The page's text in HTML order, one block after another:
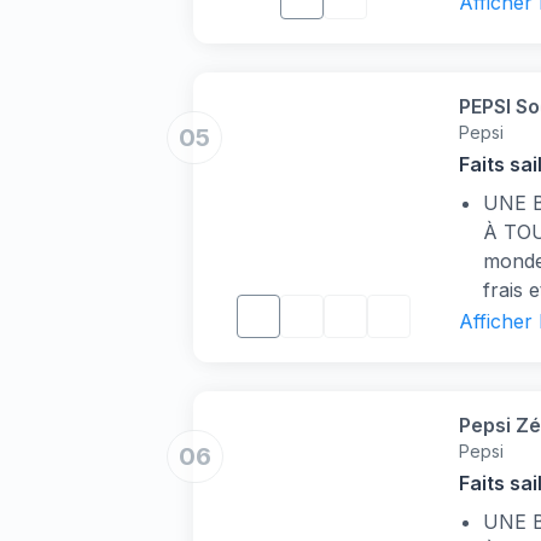
7UP
base
une
!
05
PEPSI
Pepsi
Faits
UNE
À
frais
UN
nom
Afficher
06
Pepsi
Pepsi
Faits
UNE